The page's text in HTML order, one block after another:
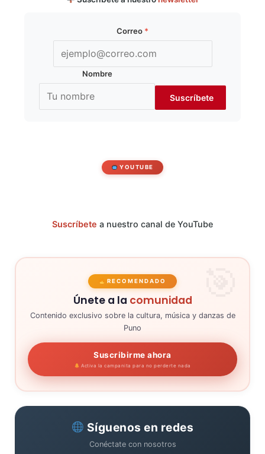
Correo *
Nombre
YOUTUBE
Suscríbete a nuestro canal de YouTube
RECOMENDADO
Únete a la comunidad
Contenido exclusivo sobre la cultura, música y danzas de
Puno
Suscribirme ahora
Activa la campanita para no perderte nada
Síguenos en redes
Conéctate con nosotros